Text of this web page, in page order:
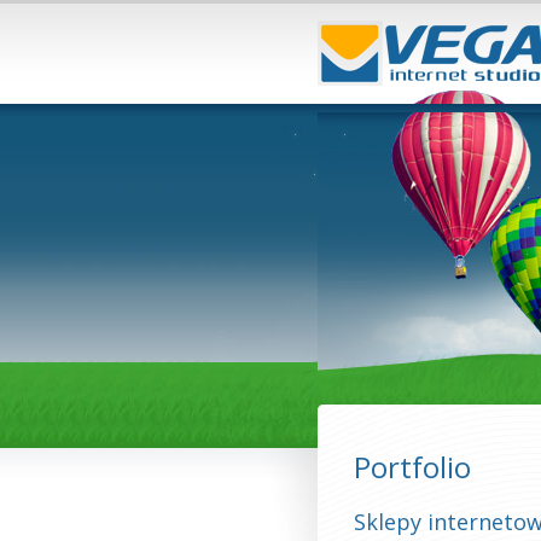
Portfolio
Sklepy